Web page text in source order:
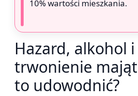
10% wartości mieszkania.
Hazard, alkohol i
trwonienie
to udowodnić?